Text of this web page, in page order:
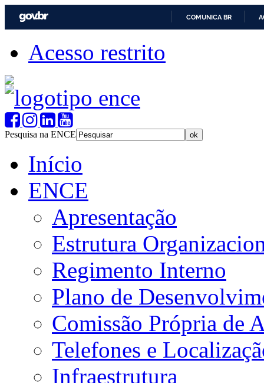
COMUNICA BR
Acesso restrito
Pesquisa na ENCE
Início
ENCE
Apresentação
Estrutura
Regimento Interno
Plano de
Comissão Própria de
Telefones e
Infraestrutura